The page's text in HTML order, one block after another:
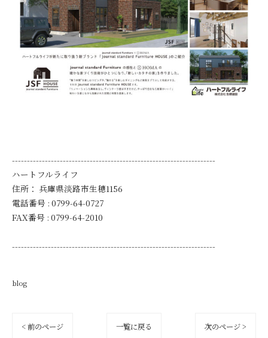
--------------------------------------------------------------------
ハートフルライフ
住所： 兵庫県淡路市生穂1156
電話番号 : 0799-64-0727
FAX番号 : 0799-64-2010
--------------------------------------------------------------------
blog
< 前のページ 一覧に戻る 次のページ >